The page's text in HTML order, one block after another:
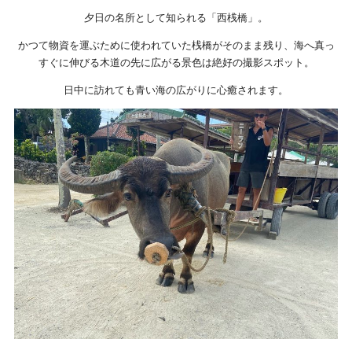
夕日の名所として知られる「西桟橋」。
かつて物資を運ぶために使われていた桟橋がそのまま残り、海へ真っ
すぐに伸びる木道の先に広がる景色は絶好の撮影スポット。
日中に訪れても青い海の広がりに心癒されます。